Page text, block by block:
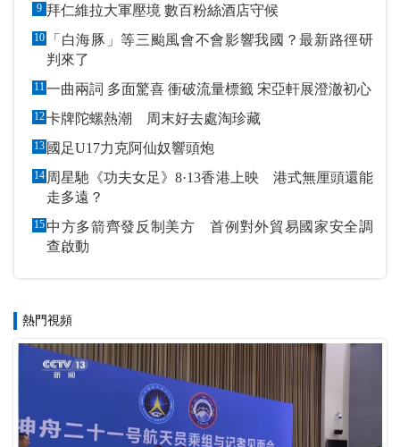
9 拜仁維拉大軍壓境 數百粉絲酒店守候
10
「白海豚」等三颱風會不會影響我國？最新路徑研
判來了
11 一曲兩詞 多面驚喜 衝破流量標籤 宋亞軒展澄澈初心
12卡牌陀螺熱潮 周末好去處淘珍藏
13 國足U17力克阿仙奴響頭炮
14 周星馳《功夫女足》8·13香港上映 港式無厘頭還能
走多遠？
15 中方多箭齊發反制美方 首例對外貿易國家安全調
查啟動
熱門視頻